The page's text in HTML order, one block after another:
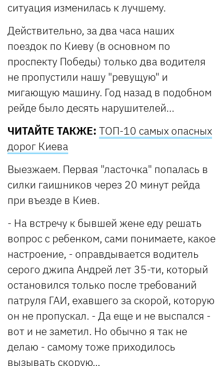
ситуация изменилась к лучшему.
Действительно, за два часа наших
поездок по Киеву (в основном по
проспекту Победы) только два водителя
не пропустили нашу "ревущую" и
мигающую машину. Год назад в подобном
рейде было десять нарушителей…
ЧИТАЙТЕ ТАКЖЕ: ТОП-10 самых опасных
дорог Киева
Выезжаем. Первая "ласточка" попалась в
силки гаишников через 20 минут рейда
при въезде в Киев.
- На встречу к бывшей жене еду решать
вопрос с ребенком, сами понимаете, какое
настроение, - оправдывается водитель
серого джипа Андрей лет 35-ти, который
остановился только после требований
патруля ГАИ, ехавшего за скорой, которую
он не пропускал. - Да еще и не выспался -
вот и не заметил. Но обычно я так не
делаю - самому тоже приходилось
вызывать скорую...